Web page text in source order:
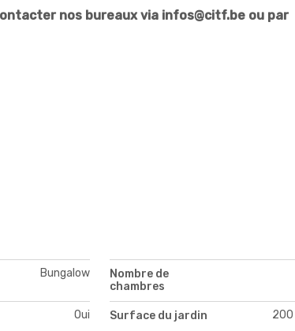
nos bureaux via infos@citf.be ou par
Bungalow
Nombre de
chambres
Oui Surface du jardin 200